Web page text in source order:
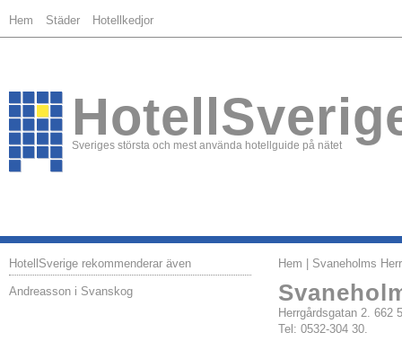
Hem Städer Hotellkedjor
Sveriges största och mest använda hotellguide på nätet
HotellSverige rekommenderar även
Andreasson i Svanskog
Hem | Svaneholms
Herrgårdsgatan 2. 662
Tel: 0532-304 30.